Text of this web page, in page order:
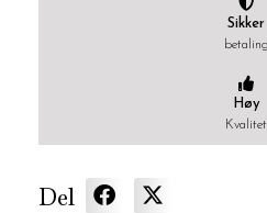
Sikker
betaling
Høy
Kvalitet
Del